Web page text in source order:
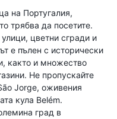
на Португалия,
трябва да посетите.
цветни сгради и
е пълен с исторически
както и множество
Не пропускайте
Jorge, оживения
кула Belém.
град в